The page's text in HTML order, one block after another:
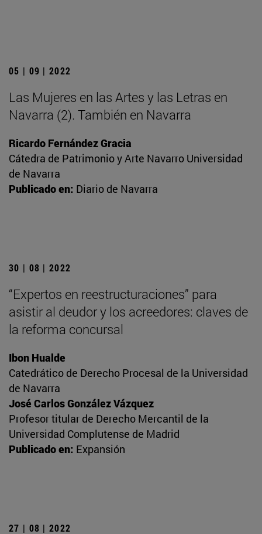
05 | 09 | 2022
Las Mujeres en las Artes y las Letras en
Navarra (2). También en Navarra
Ricardo Fernández Gracia
Cátedra de Patrimonio y Arte Navarro Universidad
de Navarra
Publicado en: Diario de Navarra
30 | 08 | 2022
“Expertos en reestructuraciones” para
asistir al deudor y los acreedores: claves de
la reforma concursal
Ibon Hualde
Catedrático de Derecho Procesal de la Universidad
de Navarra
José Carlos González Vázquez
Profesor titular de Derecho Mercantil de la
Universidad Complutense de Madrid
Publicado en: Expansión
27 | 08 | 2022